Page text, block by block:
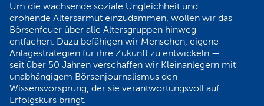
Um die wachsende soziale Ungleichheit und
drohende Altersarmut einzudämmen, wollen wir das
Börsenfeuer über alle Altersgruppen hinweg
entfachen. Dazu befähigen wir Menschen, eigene
Anlagestrategien für ihre Zukunft zu entwickeln —
seit über 50 Jahren verschaffen wir Kleinanlegern mit
unabhängigem Börsenjournalismus den
Wissensvorsprung, der sie verantwortungsvoll auf
Erfolgskurs bringt.